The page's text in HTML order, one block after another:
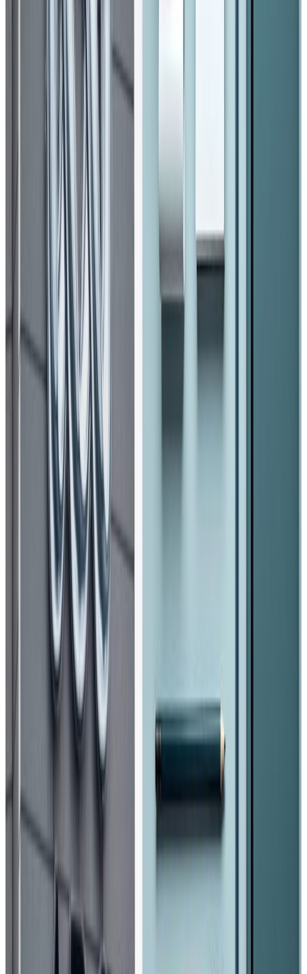
Photo-NPL
तत्कालीन युवा तथा खेलकुद मन्त्री बब्लु गुप्ताको अध्यक्षतामा बसेको
राष्ट्रिय खेलकुद परिषद्को १२४ औं बोर्ड बैठकले पार्क निर्माणका लागि
जग्गा उपलब्ध गराएसँगै जेन जि पार्क निर्माणले गति लिएको हो ।
ऐतिहासिक र मौलिक ढाँचामा निर्माण गरिएको स्मारक पार्कले जेन–
जी आन्दोलनका शहीदहरूको योगदानलाई दीर्घकालसम्म जीवित राख्ने
विश्वास गरिएको छ ।